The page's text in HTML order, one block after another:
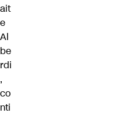
ait
e
Al
be
rdi
,
co
nti